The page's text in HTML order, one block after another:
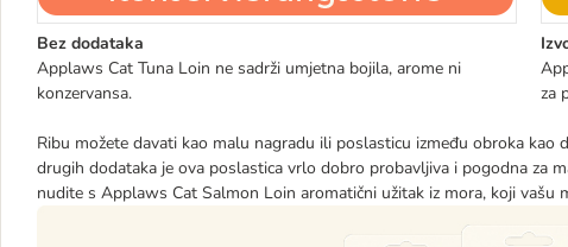
Bez dodataka
Applaws Cat Tuna Loin ne sadrži umjetna bojila, arome ni
konzervansa.
za
Ribu možete davati kao malu nagradu ili poslasticu između obroka kao
drugih dodataka je ova poslastica vrlo dobro probavljiva i pogodna za
nudite s Applaws Cat Salmon Loin aromatični užitak iz mora, koji vašu